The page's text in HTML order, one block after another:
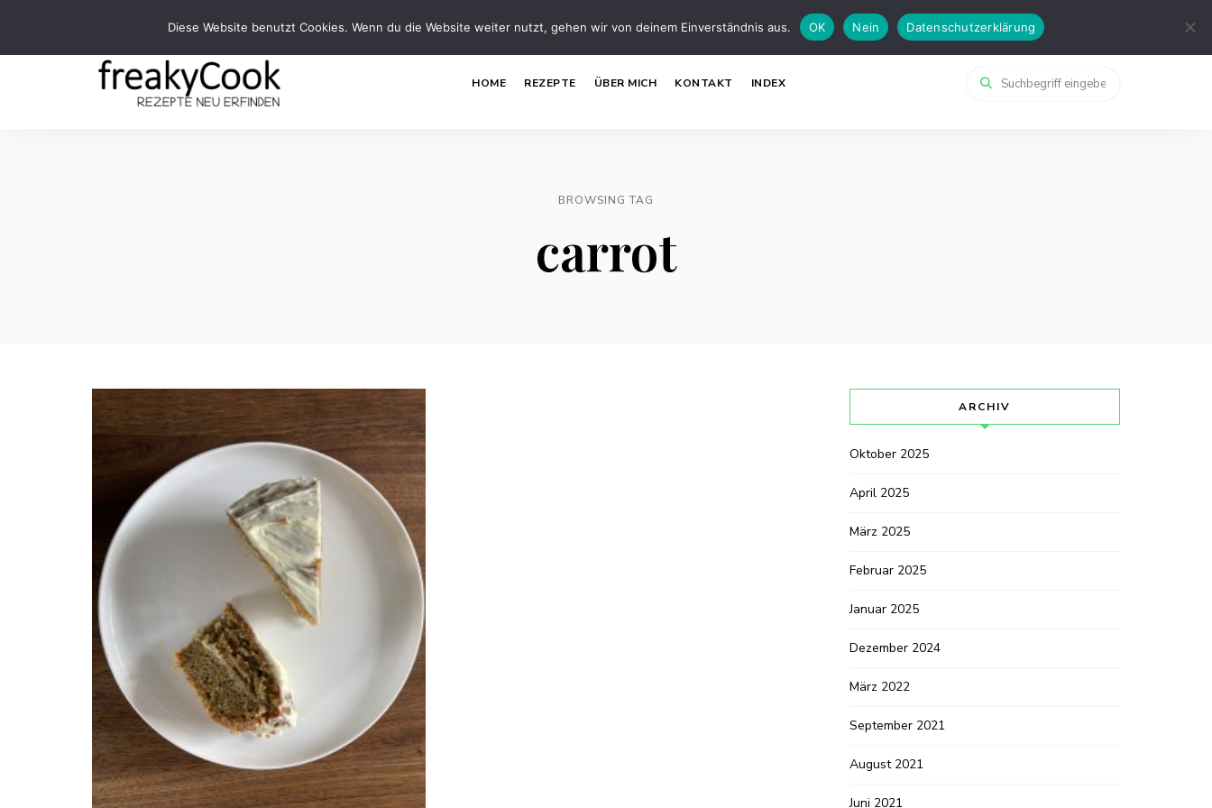
HOME REZEPTE ÜBER MICH KONTAKT INDEX
BROWSING TAG
carrot
ARCHIV
Oktober 2025
April 2025
März 2025
Februar 2025
Januar 2025
Dezember 2024
März 2022
September 2021
August 2021
Juni 2021
Diese Website benutzt Cookies. Wenn du die Website weiter nutzt, gehen wir von deinem Einverständnis aus. OK Nein Datenschutzerklärung